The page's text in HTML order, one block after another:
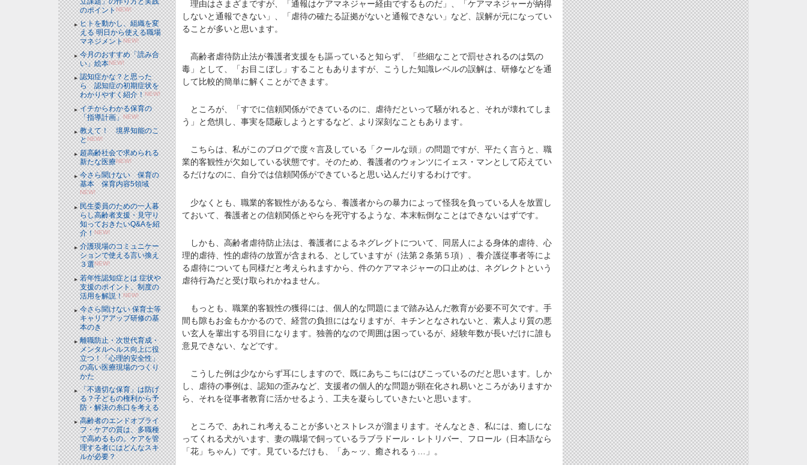
のポイントNEW!
ヒトを動かし、組織を変
える 明日から使える職場
マネジメントNEW!
今月のおすすめ「読み合
い」絵本NEW!
認知症かな？と思った
ら 認知症の初期症状を
わかりやすく紹介！NEW!
イチからわかる保育の
「指導計画」NEW!
教えて！ 境界知能のこ
とNEW!
超高齢社会で求められる
新たな医療NEW!
今さら聞けない 保育の
基本 保育内容5領域
NEW!
民生委員のための一人暮
らし高齢者支援・見守り
知っておきたいQ&Aを紹
介！NEW!
介護現場のコミュニケー
ションで使える言い換え
３選NEW!
若年性認知症とは 症状や
支援のポイント、制度の
活用を解説！NEW!
今さら聞けない 保育士等
キャリアアップ研修の基
本のき
離職防止・次世代育成・
メンタルヘルス向上に役
立つ！「心理的安全性」
の高い医療現場のつくり
かた
「不適切な保育」は防げ
る？子どもの権利から予
防・解決の糸口を考える
高齢者のエンドオブライ
フ・ケアの質は、多職種
で高めるもの。ケアを管
理する者にはどんなスキ
ルが必要？
理由はさまざまですが、「通報はケアマネジャー経由でするものだ」、「ケアマネジャーが納得
しないと通報できない」、「虐待の確たる証拠がないと通報できない」など、誤解が元になってい
ることが多いと思います。
高齢者虐待防止法が養護者支援をも謳っていると知らず、「些細なことで罰せされるのは気の
毒」として、「お目こぼし」することもありますが、こうした知識レベルの誤解は、研修などを通
して比較的簡単に解くことができます。
ところが、「すでに信頼関係ができているのに、虐待だといって騒がれると、それが壊れてしま
う」と危惧し、事実を隠蔽しようとするなど、より深刻なこともあります。
こちらは、私がこのブログで度々言及している「クールな頭」の問題ですが、平たく言うと、職
業的客観性が欠如している状態です。そのため、養護者のウォンツにイェス・マンとして応えてい
るだけなのに、自分では信頼関係ができていると思い込んだりするわけです。
少なくとも、職業的客観性があるなら、養護者からの暴力によって怪我を負っている人を放置し
ておいて、養護者との信頼関係とやらを死守するような、本末転倒なことはできないはずです。
しかも、高齢者虐待防止法は、養護者によるネグレグトについて、同居人による身体的虐待、心
理的虐待、性的虐待の放置が含まれる、としていますが（法第２条第５項）、養介護従事者等によ
る虐待についても同様だと考えられますから、件のケアマネジャーの口止めは、ネグレクトという
虐待行為だと受け取られかねません。
もっとも、職業的客観性の獲得には、個人的な問題にまで踏み込んだ教育が必要不可欠です。手
間も隙もお金もかかるので、経営の負担にはなりますが、キチンとなされないと、素人より質の悪
い玄人を輩出する羽目になります。独善的なので周囲は困っているが、経験年数が長いだけに誰も
意見できない、などです。
こうした例は少なからず耳にしますので、既にあちこちにはびこっているのだと思います。しか
し、虐待の事例は、認知の歪みなど、支援者の個人的な問題が顕在化され易いところがありますか
ら、それを従事者教育に活かせるよう、工夫を凝らしていきたいと思います。
ところで、あれこれ考えることが多いとストレスが溜まります。そんなとき、私には、癒しにな
ってくれる犬がいます、妻の職場で飼っているラブラドール・レトリバー、フロール（日本語なら
「花」ちゃん）です。見ているだけも、「あ～ッ、癒されるぅ…」。